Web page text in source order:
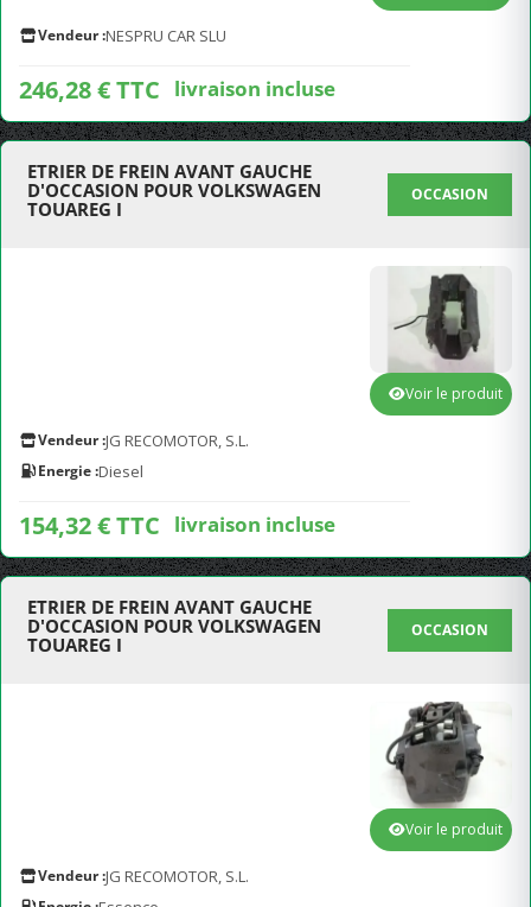
Vendeur :NESPRU CAR SLU
246,28 € TTC livraison incluse
ETRIER DE FREIN AVANT GAUCHE
D'OCCASION POUR VOLKSWAGEN
TOUAREG I
OCCASION
Vendeur :JG RECOMOTOR, S.L.
Energie :Diesel
154,32 € TTC livraison incluse
Voir le produit
ETRIER DE FREIN AVANT GAUCHE
D'OCCASION POUR VOLKSWAGEN
TOUAREG I
OCCASION
Vendeur :JG RECOMOTOR, S.L.
Voir le produit